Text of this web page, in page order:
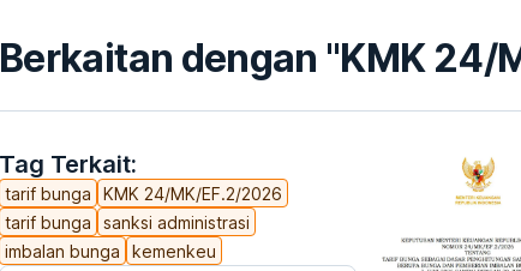
Berkaitan dengan "KMK 24/
Tag Terkait:
tarif bunga
KMK 24/MK/EF.2/2026
tarif bunga
sanksi administrasi
imbalan bunga
kemenkeu